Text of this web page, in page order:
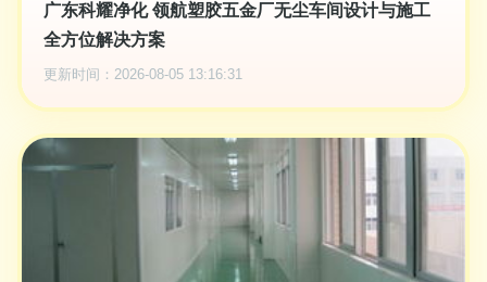
广东科耀净化 领航塑胶五金厂无尘车间设计与施工
全方位解决方案
更新时间：2026-08-05 13:16:31